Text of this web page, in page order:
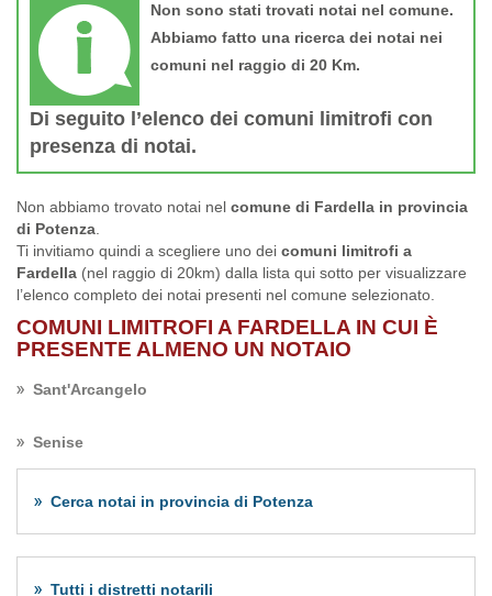
Non sono stati trovati notai nel comune.
Abbiamo fatto una ricerca dei notai nei
comuni nel raggio di 20 Km.
Di seguito l’elenco dei comuni limitrofi con
presenza di notai.
Non abbiamo trovato notai nel comune di Fardella in provincia
di Potenza
Ti invitiamo quindi a scegliere uno dei comuni limitrofi a
Fardella (nel raggio di 20km) dalla lista qui sotto per visualizzare
l’elenco completo dei notai presenti nel comune selezionato.
COMUNI LIMITROFI A FARDELLA IN CUI È
PRESENTE ALMENO UN NOTAIO
Sant'Arcangelo
Senise
Cerca notai in provincia di Potenza
Tutti i distretti notarili